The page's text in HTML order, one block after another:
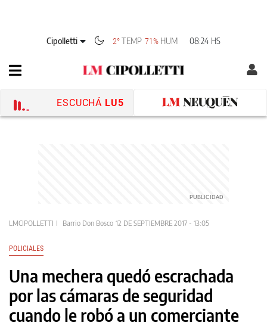
Cipolletti 2°TEMP 71% HUM 08:24 HS
ESCUCHÁ LU5
LMCIPOLLETTI Barrio Don Bosco 12 DE SEPTIEMBRE 2017 - 13:05
POLICIALES
Una mechera quedó escrachada
por las cámaras de seguridad
cuando le robó a un comerciante